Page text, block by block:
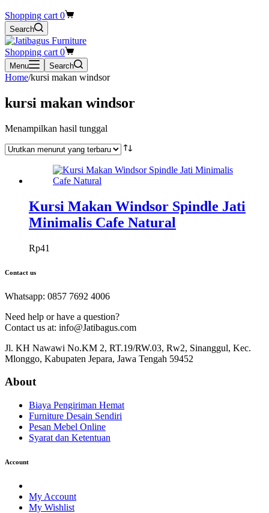
Shopping cart 0
Search
Shopping cart 0
Menu Search
Home/kursi makan windsor
kursi makan windsor
Menampilkan hasil tunggal
Kursi Makan Windsor Spindle Jati
Minimalis Cafe Natural
Rp41
Contact us
Whatsapp: 0857 7692 4006
Need help or have a question?
Contact us at: info@Jatibagus.com
Jl. KH Nawawi No.KM 2, RT.19/RW.03, Rw2, Sinanggul, Kec.
Mlonggo, Kabupaten Jepara, Jawa Tengah 59452
About
Biaya Pengiriman Hemat
Furniture Desain Sendiri
Pesan Mebel Online
Syarat dan Ketentuan
Account
My Account
My Wishlist